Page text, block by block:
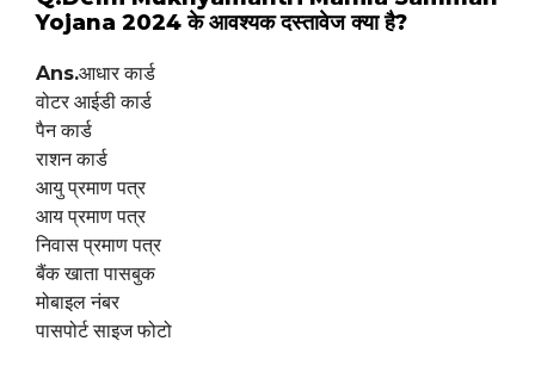
Yojana 2024 के आवश्यक दस्तावेज क्या है?
Ans.आधार कार्ड
वोटर आईडी कार्ड
पैन कार्ड
राशन कार्ड
आयु प्रमाण पत्र
आय प्रमाण पत्र
निवास प्रमाण पत्र
बैंक खाता पासबुक
मोबाइल नंबर
पासपोर्ट साइज फोटो